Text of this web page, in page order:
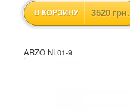
В КОРЗИНУ 3520 грн.
ARZO NL01-9